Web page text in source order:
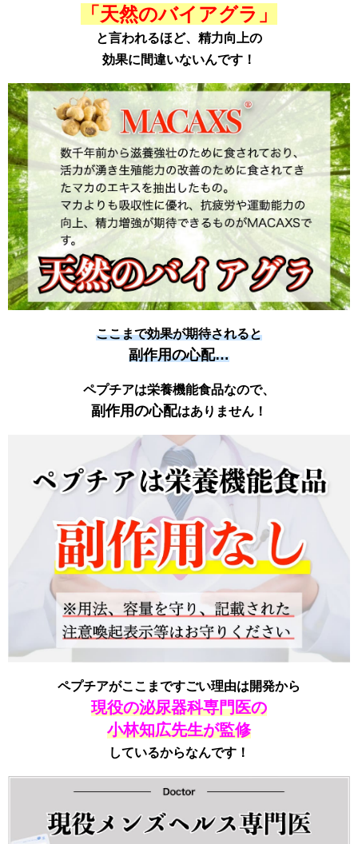
「天然のバイアグラ」
と言われるほど、精力向上の
効果に間違いないんです！
ここまで効果が期待されると
副作用の心配…
ペプチアは栄養機能食品なので、
副作用の心配はありません！
ペプチアがここまですごい理由は開発から
現役の泌尿器科専門医の
小林知広先生が監修
しているからなんです！